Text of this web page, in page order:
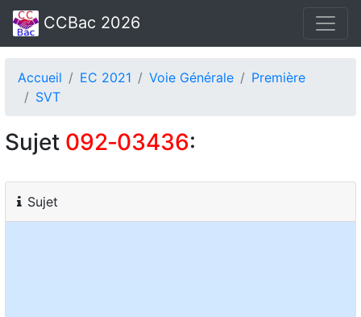
CCBac 2026
Accueil EC 2021 Voie Générale
Première
SVT
Sujet 092‑03436:
Sujet